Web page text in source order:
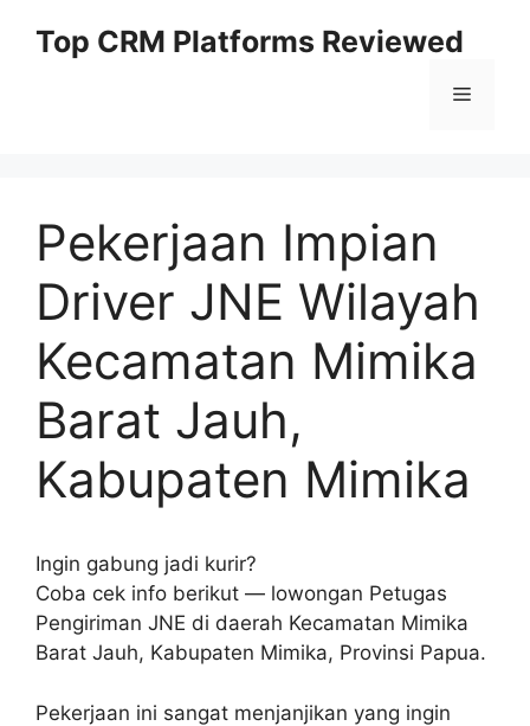
Top CRM Platforms Reviewed
Menu
Pekerjaan Impian
Driver JNE Wilayah
Kecamatan Mimika
Barat Jauh,
Kabupaten Mimika
Ingin gabung jadi kurir?
Coba cek info berikut — lowongan Petugas
Pengiriman JNE di daerah Kecamatan Mimika
Barat Jauh, Kabupaten Mimika, Provinsi Papua.
Pekerjaan ini sangat menjanjikan yang ingin